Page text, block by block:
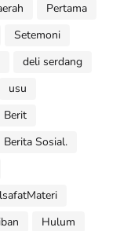
Pertama
Setemoni
deli serdang
usu
Berit
Berita Sosial.
Hulum